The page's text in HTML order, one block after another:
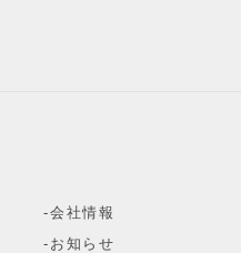
会社情報
お知らせ